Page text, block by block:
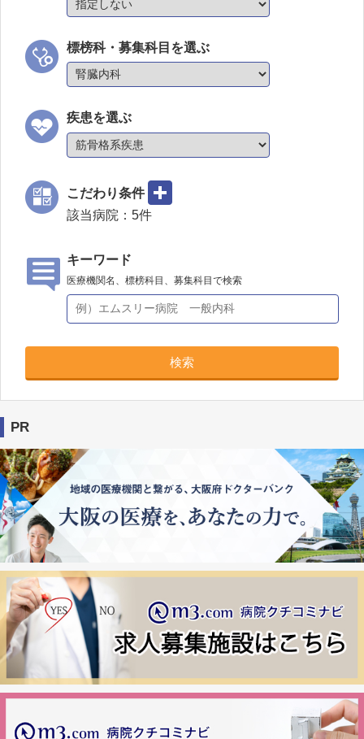
標榜科・募集科目を選ぶ
疾患を選ぶ
こだわり条件
該当病院： 5件
キーワード
医療機関名、標榜科目、募集科目で検索
検索
PR